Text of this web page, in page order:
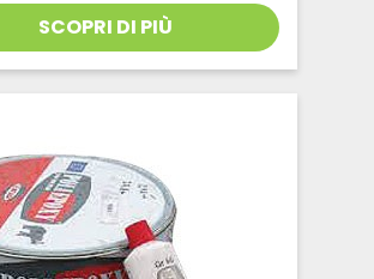
SCOPRI DI PIÙ